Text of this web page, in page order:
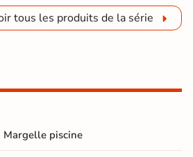
tous les produits de la série
Margelle piscine